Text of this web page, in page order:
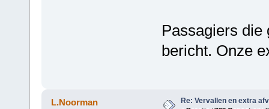
Passagiers die
bericht. Onze
L.Noorman Re: Vervallen en extra